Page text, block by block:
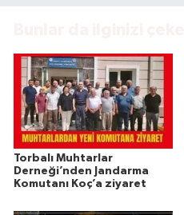
Torbalı Muhtarlar
Derneği’nden Jandarma
Komutanı Koç’a ziyaret